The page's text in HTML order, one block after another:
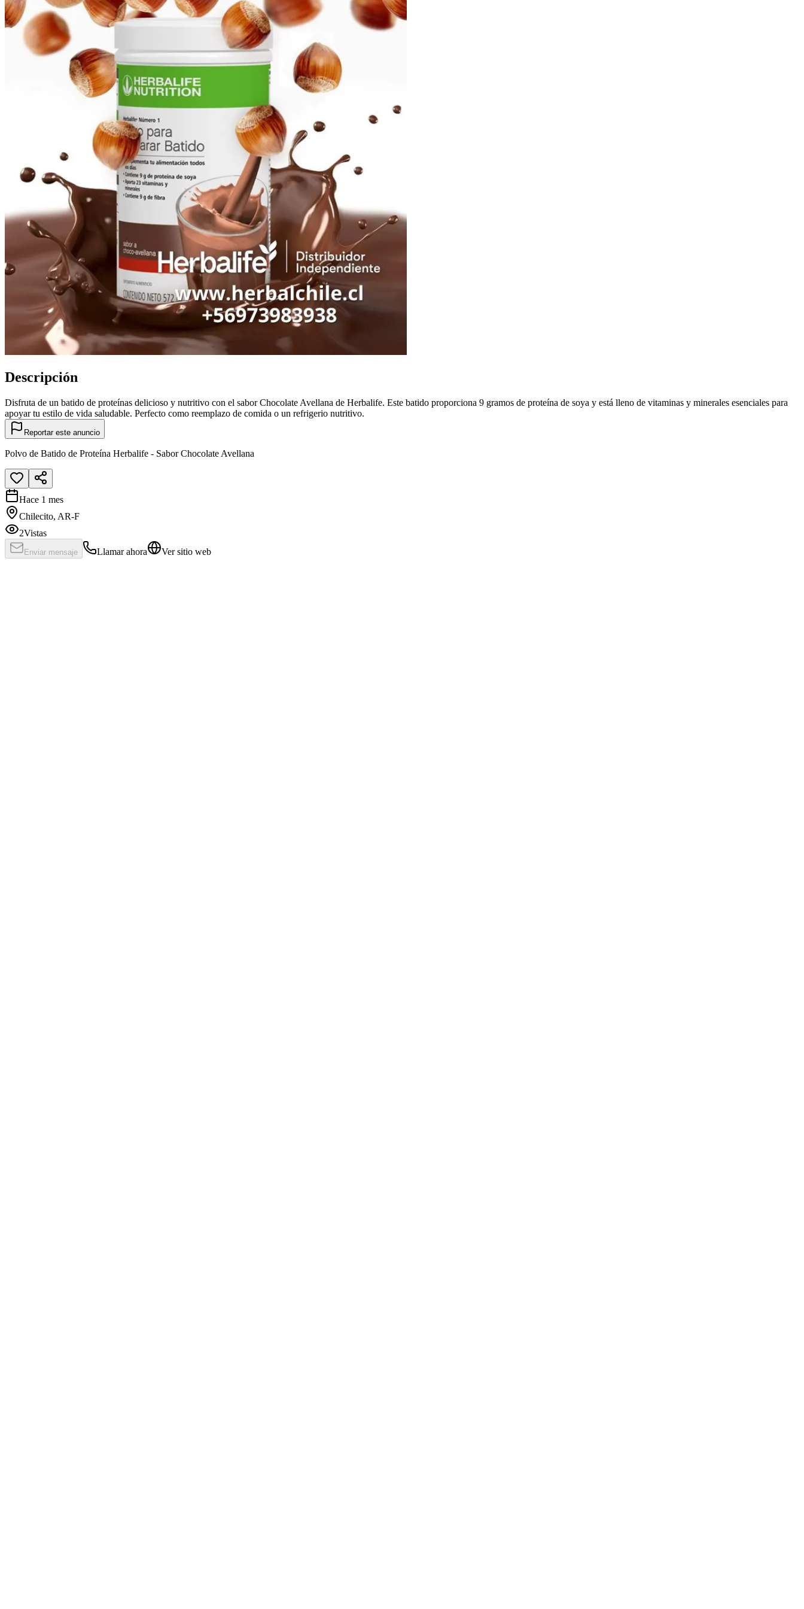
Descripción
Disfruta de un batido de proteínas delicioso y nutritivo con el sabor Chocolate Avellana de Herbalife. Este batido proporciona 9 gramos de proteína de soya y está lleno de vitaminas y minerales esenciales para
apoyar tu estilo de vida saludable. Perfecto como reemplazo de comida o un refrigerio nutritivo.
Reportar este anuncio
Polvo de Batido de Proteína Herbalife - Sabor Chocolate Avellana
Hace 1 mes
Chilecito, AR-F
2Vistas
Enviar mensaje Llamar ahora Ver sitio web